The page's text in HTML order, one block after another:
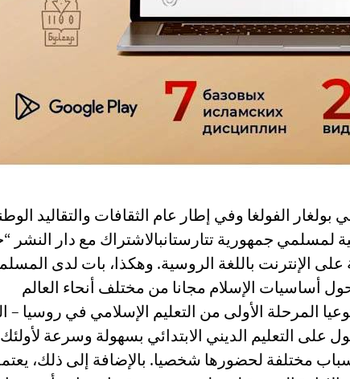
1100 لاعتناق الإسلام في بولغار الفولغا وفي إطار عام الثقافات والتقاليد
لمسلمي جمهورية تتارستانبالاشتراك مع دار النشر
الإنترنت باللغة الروسية. وهكذا، بات لدى
أساسيات الإسلام مجانا من مختلف أنحاء العالم
المرحلة الأولى من التعليم الإسلامي في روسيا –
على التعليم الديني الابتدائي بسهولة وسرعة
مختلفة لحضورها شخصيا. بالإضافة إلى ذلك،